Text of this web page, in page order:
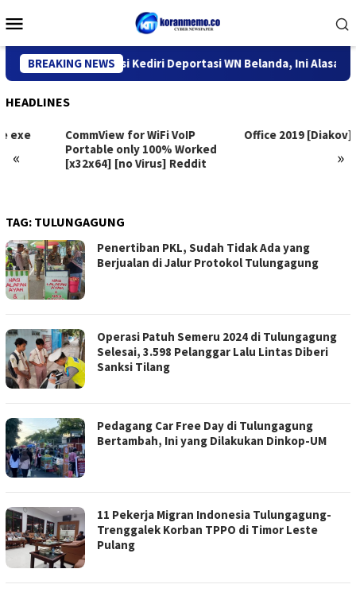
to
Menu
BREAKING NEWS
Kantor Imigrasi Kediri Deportasi WN Belanda, Ini Alasannya
HEADLINES
« »
CommView for WiFi VoIP
Portable only 100% Worked
[x32x64] [no Virus] Reddit
Office 2019 [Diakov]
TAG: TULUNGAGUNG
Penertiban PKL, Sudah Tidak Ada yang
Berjualan di Jalur Protokol Tulungagung
Operasi Patuh Semeru 2024 di Tulungagung
Selesai, 3.598 Pelanggar Lalu Lintas Diberi
Sanksi Tilang
Pedagang Car Free Day di Tulungagung
Bertambah, Ini yang Dilakukan Dinkop-UM
11 Pekerja Migran Indonesia Tulungagung-
Trenggalek Korban TPPO di Timor Leste
Pulang